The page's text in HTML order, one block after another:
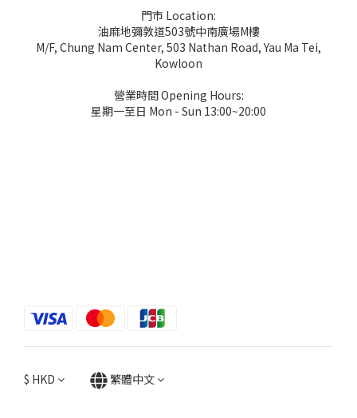
門市 Location:
油麻地彌敦道503號中南廣場M樓
M/F, Chung Nam Center, 503 Nathan Road, Yau Ma Tei,
Kowloon
營業時間 Opening Hours:
星期一至日 Mon - Sun 13:00~20:00
$ HKD 繁體中文